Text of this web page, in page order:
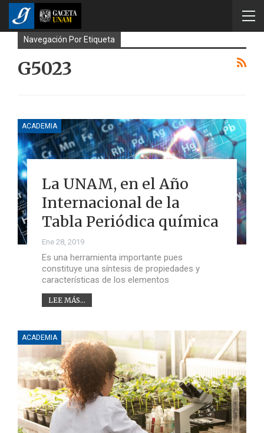
Navegación Por Etiqueta
G5023
ACADEMIA
La UNAM, en el Año
Internacional de la
Tabla Periódica química
Ene 28, 2019
Es una herramienta importante pues
constituye una síntesis de propiedades y
características de los elementos
LEE MÁS...
ACADEMIA